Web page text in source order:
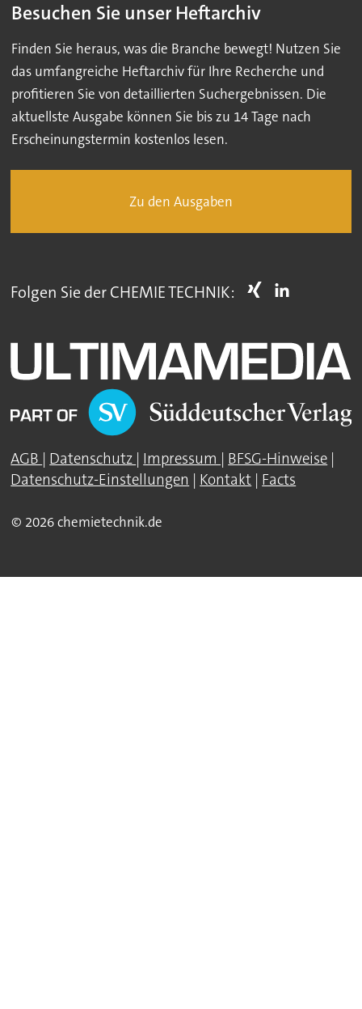
Besuchen Sie unser Heftarchiv
Finden Sie heraus, was die Branche bewegt! Nutzen Sie
das umfangreiche Heftarchiv für Ihre Recherche und
profitieren Sie von detaillierten Suchergebnissen. Die
aktuellste Ausgabe können Sie bis zu 14 Tage nach
Erscheinungstermin kostenlos lesen.
Zu den Ausgaben
Folgen Sie der CHEMIE TECHNIK:
AGB | Datenschutz | Impressum | BFSG-Hinweise |
Datenschutz-Einstellungen | Kontakt | Facts
© 2026 chemietechnik.de